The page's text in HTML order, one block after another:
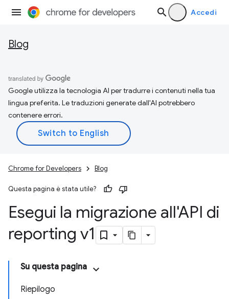
Accedi
Blog
Google utilizza la tecnologia AI per tradurre i contenuti nella tua
lingua preferita. Le traduzioni generate dall'AI potrebbero
contenere errori.
Chrome for Developers Blog
Questa pagina è stata utile?
Esegui la migrazione all'API di
reporting v1
Su questa pagina
Riepilogo